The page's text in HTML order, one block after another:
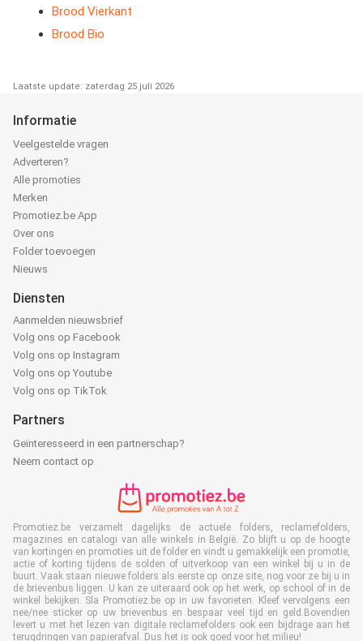
Brood Vierkant
Brood Bio
Laatste update: zaterdag 25 juli 2026
Informatie
Veelgestelde vragen
Adverteren?
Alle promoties
Merken
Promotiez.be App
Over ons
Folder toevoegen
Nieuws
Diensten
Aanmelden nieuwsbrief
Volg ons op Facebook
Volg ons op Instagram
Volg ons op Youtube
Volg ons op TikTok
Partners
Geïnteresseerd in een partnerschap?
Neem contact op
Promotiez.be verzamelt dagelijks de actuele folders, reclamefolders,
magazines en catalogi van alle winkels in België. Zo blijft u op de hoogte
van kortingen en promoties uit de folder en vindt u gemakkelijk een promotie,
actie of korting tijdens de solden of uitverkoop van een winkel bij u in de
buurt. Vaak staan nieuwe folders als eerste op onze site, nog voor ze bij u in
de brievenbus liggen. U kan ze uiteraard ook op het werk, op school of in de
winkel bekijken. Sla Promotiez.be op in uw favorieten. Kleef vervolgens een
nee/nee sticker op uw brievenbus en bespaar veel tijd en geld.Bovendien
levert u met het lezen van digitale reclamefolders ook een bijdrage aan het
terugdringen van papierafval. Dus het is ook goed voor het milieu!